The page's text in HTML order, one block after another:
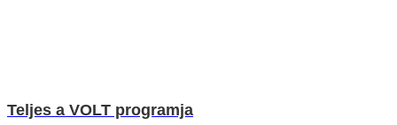
Teljes a VOLT programja